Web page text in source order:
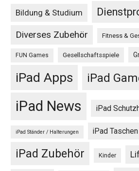
Bildung & Studium
Diverses Zubehör Fitness &
FUN Games Gesellschaftsspiele
iPad Apps iPad
iPad News iPad
iPad Ständer / Halterungen iPad Taschen
iPad Zubehör Kinder